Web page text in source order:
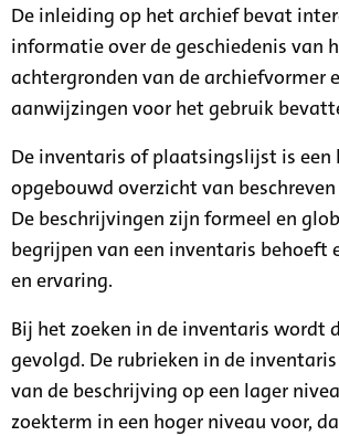
De inleiding op het archief bevat
informatie over de geschiedenis van
achtergronden van de archiefvormer
aanwijzingen voor het gebruik
De inventaris of plaatsingslijst is een
opgebouwd overzicht van
De beschrijvingen zijn formeel en
begrijpen van een inventaris behoeft
en ervaring.
Bij het zoeken in de inventaris wordt
gevolgd. De rubrieken in de
van de beschrijving op een lager
zoekterm in een hoger niveau voor,